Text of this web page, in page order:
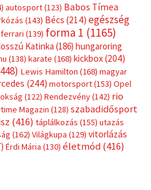
autosport(123) Babos Tímea
(143) Bécs (214) egészség
ferrari (139) forma 1 (1165)
Katinka (186) hungaroring
(138) karate (168) kickbox(204)
Lewis Hamilton (168) magyar
(244) motorsport(153) Opel
(122) Rendezvény(142) rio
Magazin (128) szabadidősport
(416) táplálkozás (155) utazás
(162) Világkupa (129) vitorlázás
Érdi Mária (130) életmód(416)